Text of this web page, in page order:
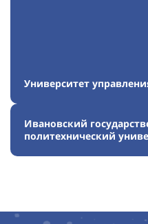
Университет
Ивановский
политехнический